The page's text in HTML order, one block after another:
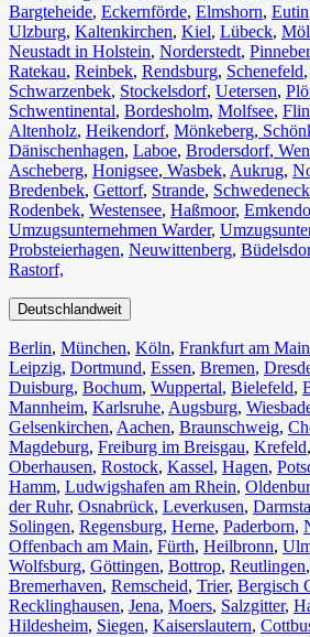
Bargteheide, Eckernförde, Elmshorn, Eutin
Ulzburg, Kaltenkirchen, Kiel, Lübeck,
Neustadt in Holstein, Norderstedt,
Ratekau, Reinbek, Rendsburg, Schenefeld,
Schwarzenbek, Stockelsdorf, Uetersen,
Schwentinental, Bordesholm, Molfsee,
Altenholz, Heikendorf, Mönkeberg,
Dänischenhagen, Laboe, Brodersdorf,
Ascheberg, Honigsee, Wasbek, Aukrug,
Bredenbek, Gettorf, Strande, Schwedeneck
Rodenbek, Westensee, Haßmoor,
Umzugsunternehmen Warder,
Probsteierhagen, Neuwittenberg,
Rastorf,
Deutschlandweit
Berlin⁠, München, Köln⁠, Frankfurt am Main
Leipzig, Dortmund, Essen, Bremen,
Duisburg⁠, Bochum, Wuppertal⁠, Bielefeld⁠,
Mannheim, Karlsruhe, Augsburg,
Gelsenkirchen⁠, Aachen⁠, Braunschweig,
Magdeburg, Freiburg im Breisgau⁠, Krefeld⁠,
Oberhausen⁠, Rostock⁠, Kassel⁠, Hagen,
Hamm, Ludwigshafen am Rhein⁠,
der Ruhr, Osnabrück⁠, Leverkusen,
Solingen, Regensburg, Herne⁠, Paderborn,
Offenbach am Main, Fürth⁠, Heilbronn,
Wolfsburg⁠, Göttingen, Bottrop, Reutlingen,
Bremerhaven⁠, Remscheid, Trier⁠, Bergisch
Recklinghausen, Jena⁠, Moers⁠, Salzgitter⁠,
Hildesheim⁠, Siegen⁠, Kaiserslautern⁠,